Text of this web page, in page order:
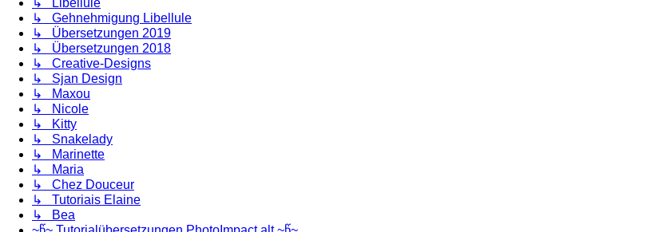
↳ Libellule
↳ Gehnehmigung Libellule
↳ Übersetzungen 2019
↳ Übersetzungen 2018
↳ Creative-Designs
↳ Sjan Design
↳ Maxou
↳ Nicole
↳ Kitty
↳ Snakelady
↳ Marinette
↳ Maria
↳ Chez Douceur
↳ Tutoriais Elaine
↳ Bea